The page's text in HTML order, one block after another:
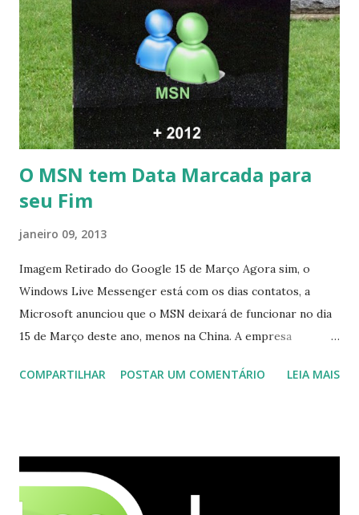
O MSN tem Data Marcada para
seu Fim
janeiro 09, 2013
Imagem Retirado do Google 15 de Março Agora sim, o
Windows Live Messenger está com os dias contatos, a
Microsoft anunciou que o MSN deixará de funcionar no dia
15 de Março deste ano, menos na China. A empresa
integrado com o serviço do MSN, segundo a empresa, os
o Windows Live (assim como muitos profissionais de TI) ,
mesmo na versão para Linux, claro, sempre existem outras
COMPARTILHAR POSTAR UM COMENTÁRIO LEIA MAIS